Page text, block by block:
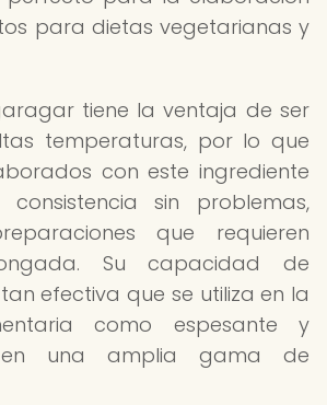
para dietas vegetarianas y
tiene la ventaja de ser
temperaturas, por lo que
con este ingrediente
consistencia sin problemas,
que requieren
Su capacidad de
efectiva que se utiliza en la
como espesante y
en una amplia gama de